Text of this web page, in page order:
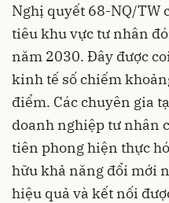
Nghị quyết 68-NQ/TW
tiêu khu vực tư nhân
năm 2030. Đây được
kinh tế số chiếm
điểm. Các chuyên gia
doanh nghiệp tư nhân
tiên phong hiện thực
hữu khả năng đổi mới
hiệu quả và kết nối